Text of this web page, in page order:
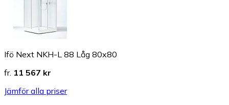
Ifö Next NKH-L 88 Låg 80x80
fr. 11 567 kr
Jämför alla priser